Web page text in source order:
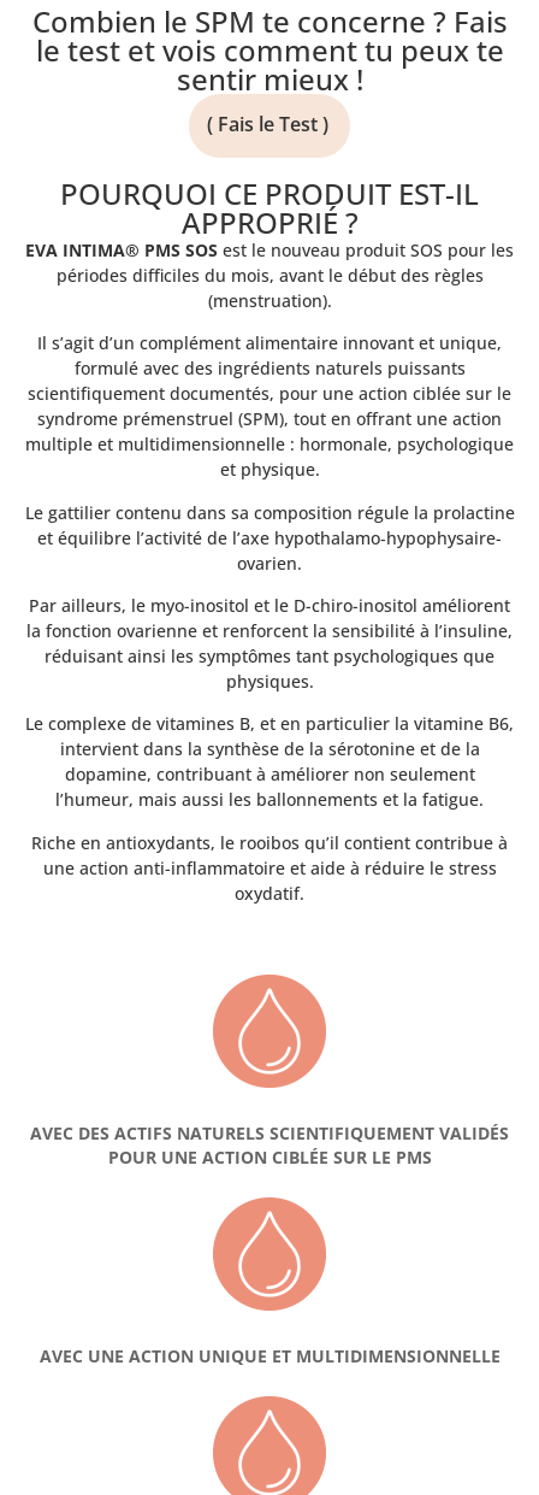
Combien le SPM te concerne ? Fais
le test et vois comment tu peux te
sentir mieux !
( Fais le Test )
POURQUOI CE PRODUIT EST-IL
APPROPRIÉ ?
EVA INTIMA® PMS SOS est le nouveau produit SOS pour les
périodes difficiles du mois, avant le début des règles
(menstruation).
Il s’agit d’un complément alimentaire innovant et unique,
formulé avec des ingrédients naturels puissants
scientifiquement documentés, pour une action ciblée sur le
syndrome prémenstruel (SPM), tout en offrant une action
multiple et multidimensionnelle : hormonale, psychologique
et physique.
Le gattilier contenu dans sa composition régule la prolactine
et équilibre l’activité de l’axe hypothalamo‑hypophysaire-
ovarien.
Par ailleurs, le myo-inositol et le D-chiro-inositol améliorent
la fonction ovarienne et renforcent la sensibilité à l’insuline,
réduisant ainsi les symptômes tant psychologiques que
physiques.
Le complexe de vitamines B, et en particulier la vitamine B6,
intervient dans la synthèse de la sérotonine et de la
dopamine, contribuant à améliorer non seulement
l’humeur, mais aussi les ballonnements et la fatigue.
Riche en antioxydants, le rooibos qu’il contient contribue à
une action anti-inflammatoire et aide à réduire le stress
oxydatif.
AVEC DES ACTIFS NATURELS SCIENTIFIQUEMENT VALIDÉS
POUR UNE ACTION CIBLÉE SUR LE PMS
AVEC UNE ACTION UNIQUE ET MULTIDIMENSIONNELLE